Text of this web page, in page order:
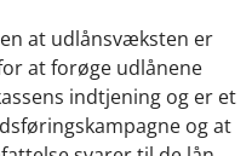
at udlånsvæksten er
at forøge udlånene
indtjening og er et
og at